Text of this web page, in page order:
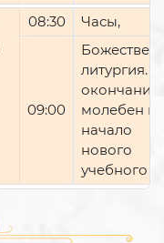
08:30 Часы,
09:00
литургия.
окончании
молебен
начало
нового
учебного